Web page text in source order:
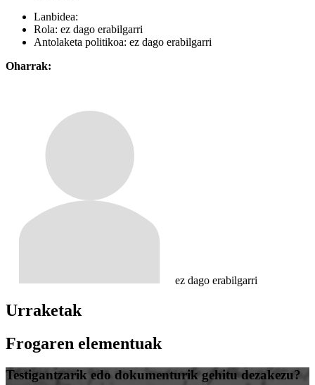
Lanbidea:
Rola: ez dago erabilgarri
Antolaketa politikoa: ez dago erabilgarri
Oharrak:
ez dago erabilgarri
Urraketak
Frogaren elementuak
Testigantzarik edo dokumenturik gehitu dezakezu?